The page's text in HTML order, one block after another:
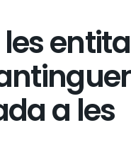
a les